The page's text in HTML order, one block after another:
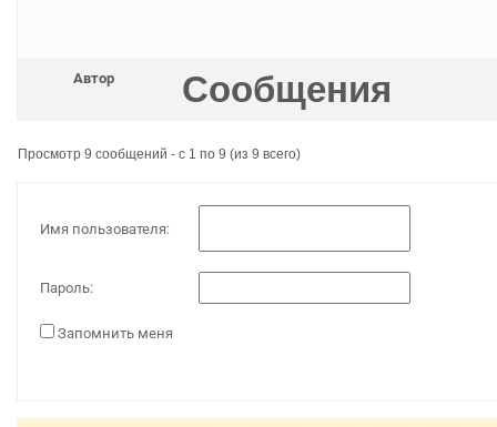
Автор Сообщения
Просмотр 9 сообщений - с 1 по 9 (из 9 всего)
Имя пользователя:
Пароль:
Запомнить меня